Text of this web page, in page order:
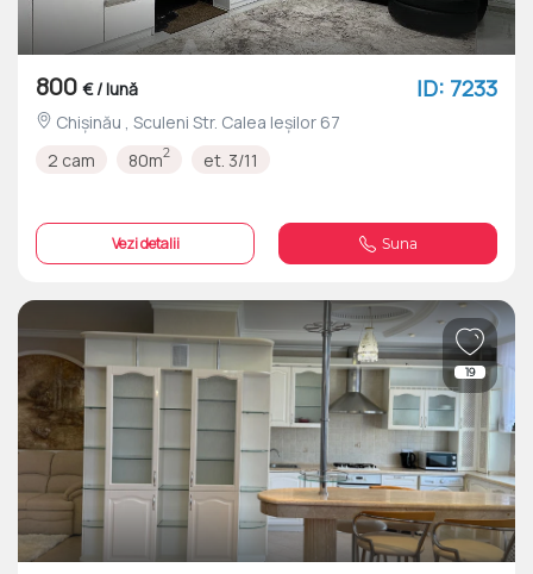
800 € / lună ID: 7233
Chișinău , Sculeni Str. Calea Ieșilor 67
2 cam
80m2 et. 3/11
Vezi detalii Suna
19